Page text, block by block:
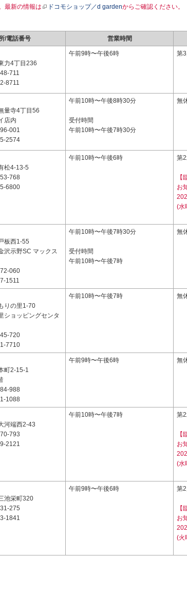
最新の情報は ドコモショップ／d gardenからご確認ください。
/電話番号 営業時間
力4丁目236
711
8711
午前9時〜午後6時 第
量寺4丁目56
店内
001
2574
午前10時〜午後8時30分
受付時間
午前10時〜午後7時30分
無
松4-13-5
768
6800
午前10時〜午後6時 第
お
(水
板西1-55
沢示野SC マックス
060
1511
午前10時〜午後7時30分
受付時間
午前10時〜午後7時
無
りの里1-70
ショッピングセンタ
720
7710
午前10時〜午後7時 無
町2-15-1
988
1088
午前9時〜午後6時 無
河端西2-43
793
2121
午前10時〜午後7時 第
お
(水
池栄町320
275
1841
午前9時〜午後6時 第
お
(火